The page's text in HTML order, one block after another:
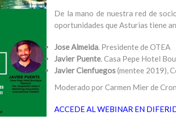
De la mano de nuestra red de
oportunidades que Asturias tiene
Jose Almeida. Presidente de OTEA
Javier Puente. Casa Pepe Hotel
Javier Cienfuegos(mentee 2019),
Moderado por Carmen Mier de
ACCEDE AL WEBINAR EN